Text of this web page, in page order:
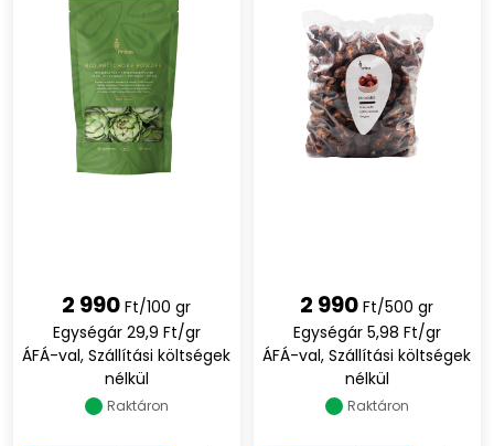
2 990 Ft/100 gr
Egységár 29,9 Ft/gr
ÁFÁ-val, Szállítási költségek
nélkül
Raktáron
2 990 Ft/500 gr
Egységár 5,98 Ft/gr
ÁFÁ-val, Szállítási költségek
nélkül
Raktáron